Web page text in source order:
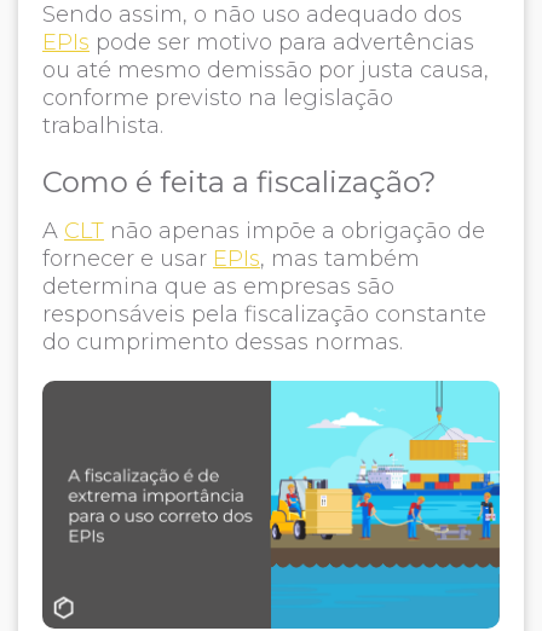
Sendo assim, o não uso adequado dos
EPIs pode ser motivo para advertências
ou até mesmo demissão por justa causa,
conforme previsto na legislação
trabalhista.
Como é feita a fiscalização?
A CLT não apenas impõe a obrigação de
fornecer e usar EPIs, mas também
determina que as empresas são
responsáveis pela fiscalização constante
do cumprimento dessas normas.